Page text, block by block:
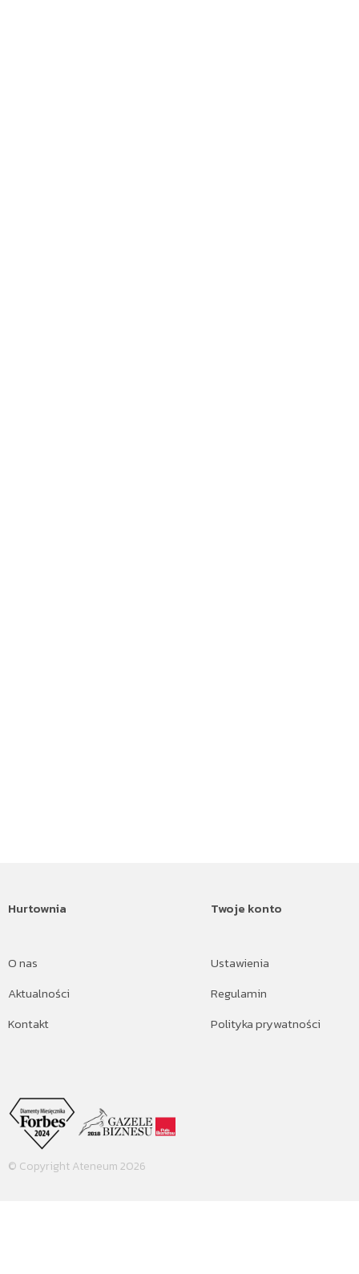
Hurtownia
O nas
Aktualności
Kontakt
Twoje konto
Ustawienia
Regulamin
Polityka prywatności
© Copyright Ateneum 2026